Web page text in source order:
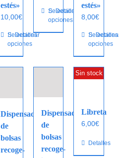
estés»
10,00€
Seleccionar
opciones
Este
producto
tiene
múltiples
se
pueden
elegir
en
Detalles
Seleccionar
opciones
Este
producto
tiene
variantes.
Las
opciones
elegir
en
la
página
Detalles
estés»
8,00€
opciones
Este
producto
tiene
múltiples
variantes.
se
pueden
Detalles
Dispensador
de
bolsas
recoge-
Dispensador
de
bolsas
recoge-
Sin stock
Libreta
6,00€
Detalles